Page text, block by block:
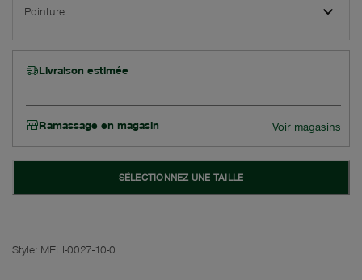
Pointure
Livraison estimée
Ramassage en magasin Voir magasins
SÉLECTIONNEZ UNE TAILLE
Style: MELI-0027-10-0